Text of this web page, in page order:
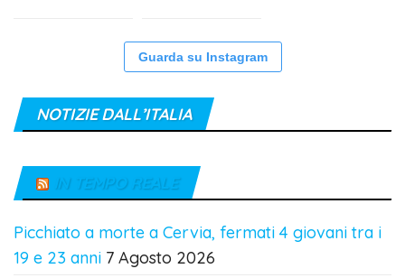
Guarda su Instagram
NOTIZIE DALL’ITALIA
IN TEMPO REALE
Picchiato a morte a Cervia, fermati 4 giovani tra i
19 e 23 anni 7 Agosto 2026